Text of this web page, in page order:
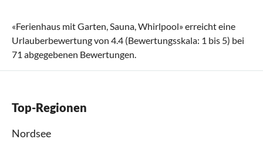
«Ferienhaus mit Garten, Sauna, Whirlpool» erreicht eine
Urlauberbewertung von 4.4 (Bewertungsskala: 1 bis 5) bei
71 abgegebenen Bewertungen.
Top-Regionen
Nordsee